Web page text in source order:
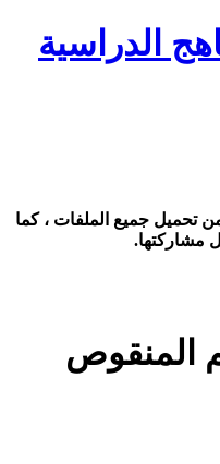
الدراسية
تحميل جميع الملفات ، كما
مشاركتها.
المنقوص